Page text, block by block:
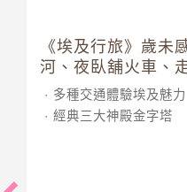
《埃及行旅》歲未
河、夜臥舖火車、
館 10 日
多種交通體驗埃及魅力
經典三大神殿金字塔